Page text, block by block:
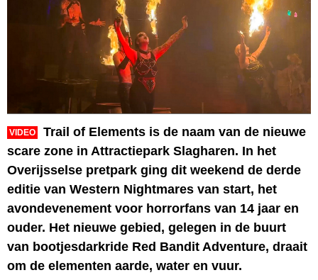
VIDEO
Trail of Elements is de naam van de nieuwe
scare zone in Attractiepark Slagharen. In het
Overijsselse pretpark ging dit weekend de derde
editie van Western Nightmares van start, het
avondevenement voor horrorfans van 14 jaar en
ouder. Het nieuwe gebied, gelegen in de buurt
van bootjesdarkride Red Bandit Adventure, draait
om de elementen aarde, water en vuur.